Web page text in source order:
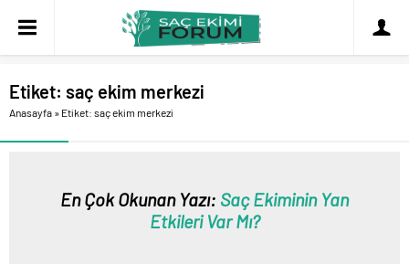
Etiket: saç ekim merkezi
Anasayfa » Etiket: saç ekim merkezi
En Çok Okunan Yazı: Saç Ekiminin Yan
Etkileri Var Mı?